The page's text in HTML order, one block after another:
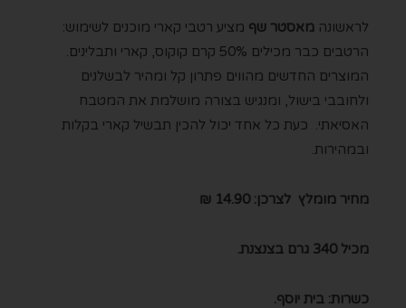
לראשונה מאסטר שף מציע רטבי קארי מוכנים לשימוש:
הרטבים כבר מכילים 50% קרם קוקוס, קארי ותבלינים.
המוצרים החדשים מהווים פתרון קל ומהיר לבשלנים
ולחובבי בישול, ומנגיש בצורה מושלמת את המטבח
האסיאתי. כעת כל אחד יכול להכין תבשיל קארי בקלות
ובמהירות.
מחיר מומלץ לצרכן: 14.90 ₪
מכיל 340 גרם בצנצנת.
כשרות: בית יוסף.